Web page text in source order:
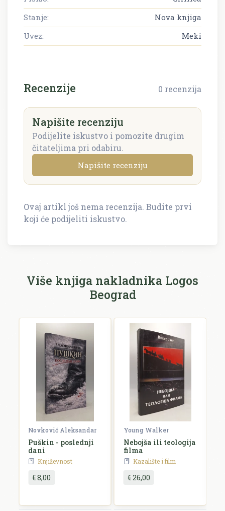
Stanje:
Nova knjiga
Uvez:
Meki
Recenzije 0 recenzija
Napišite recenziju
Podijelite iskustvo i pomozite drugim
čitateljima pri odabiru.
Napišite recenziju
Napišite recenziju
E-mail se ne prikazuje javno.
Ocjena *
Komentar *
Ovaj artikl još nema recenzija. Budite prvi
koji će podijeliti iskustvo.
Više knjiga nakladnika Logos
Beograd
Novković Aleksandar
Puškin - poslednji
dani
Književnost
€ 8,00
Young Walker
Nebojša ili teologija
filma
Kazalište i film
€ 26,00